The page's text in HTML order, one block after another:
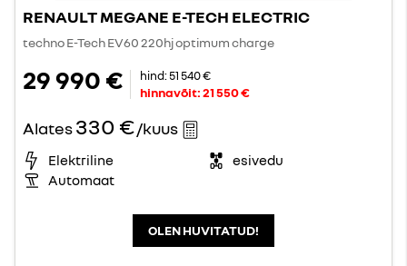
RENAULT MEGANE E-TECH ELECTRIC
techno E-Tech EV60 220hj optimum charge
29 990 € hind:51 540 €
hinnavõit:21 550 €
Alates330 €/kuus
Elektriline
esivedu
Automaat
OLEN HUVITATUD!